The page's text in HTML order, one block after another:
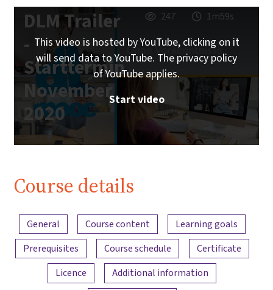
DLM Trailer
-
Starttermin
November
2020
247 1m59s
This video is hosted by YouTube, clicking on it
will send data to YouTube. The privacy policy
of YouTube applies.
Start video
Course details
Content overview
General Course content
Learning goals
Prerequisites
Course schedule
Certificate
Licence
Additional information